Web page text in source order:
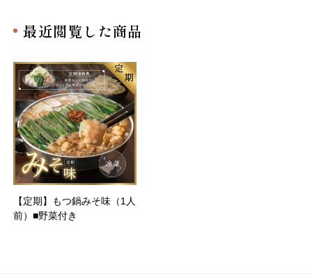
最近閲覧した商品
【定期】もつ鍋みそ味（1人
前）■野菜付き